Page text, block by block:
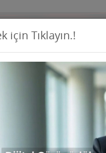
için Tıklayın.!